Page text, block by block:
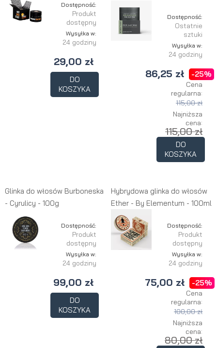
Dostępność:
Produkt
dostępny
Wysyłka w:
24 godziny
29,00 zł
DO
KOSZYKA
Dostępność:
Ostatnie
sztuki
Wysyłka w:
24 godziny
86,25 zł -25%
Cena
regularna:
115,00 zł
Najniższa
cena:
115,00 zł
DO
KOSZYKA
Glinka do włosów Burboneska
- Cyrulicy - 100g
Dostępność:
Produkt
dostępny
Wysyłka w:
24 godziny
99,00 zł
DO
KOSZYKA
Hybrydowa glinka do włosów
Ether - By Elementum - 100ml
Dostępność:
Produkt
dostępny
Wysyłka w:
24 godziny
75,00 zł -25%
Cena
regularna:
100,00 zł
Najniższa
cena:
80,00 zł